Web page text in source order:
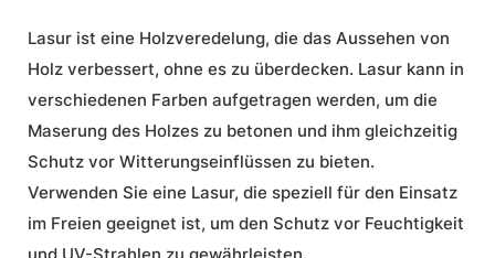
Lasur ist eine Holzveredelung, die das Aussehen von
Holz verbessert, ohne es zu überdecken. Lasur kann in
verschiedenen Farben aufgetragen werden, um die
Maserung des Holzes zu betonen und ihm gleichzeitig
Schutz vor Witterungseinflüssen zu bieten.
Verwenden Sie eine Lasur, die speziell für den Einsatz
im Freien geeignet ist, um den Schutz vor Feuchtigkeit